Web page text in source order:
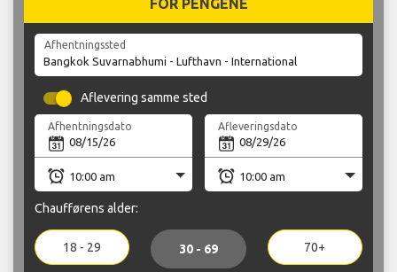
FOR PENGENE
Afhentningssted
Aflevering samme sted
Afhentningsdato Afleveringsdato
Chaufførens alder:
18 - 29 30 - 69 70+